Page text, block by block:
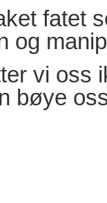
fatet
og
vi oss
bøye